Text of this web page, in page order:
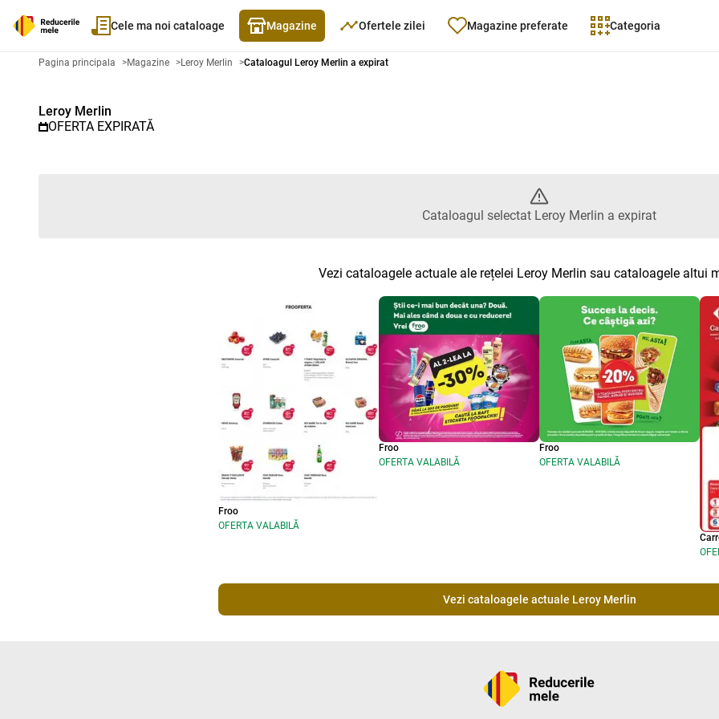
Cele ma noi cataloage Magazine Ofertele zilei Magazine preferate Categoria
Catalog promoțional Leroy Merlin - Catalogul selectat Leroy
Pagina principala >Magazine >Leroy Merlin >Cataloagul Leroy Merlin a expirat
Leroy Merlin
OFERTA EXPIRATĂ
Cataloagul selectat Leroy Merlin a expirat
Vezi cataloagele actuale ale rețelei Leroy Merlin sau cataloagele altui
Froo
OFERTA VALABILĂ
Froo
OFERTA VALABILĂ
Froo
OFERTA VALABILĂ
Vezi cataloagele actuale Leroy Merlin